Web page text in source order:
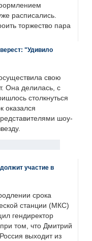
расписались.
торжество пара
"Удивило
свою
Она делилась, с
столкнуться
оказался
шоу-
участие в
срока
станции (МКС)
гендиректор
том, что Дмитрий
выходит из